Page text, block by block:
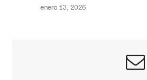
enero 13, 2026